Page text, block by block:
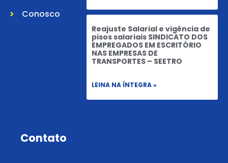
Conosco
Reajuste Salarial e vigência de
pisos salariais SINDICATO DOS
EMPREGADOS EM ESCRITÓRIO
NAS EMPRESAS DE
TRANSPORTES – SEETRO
LEINA NA ÍNTEGRA »
Contato